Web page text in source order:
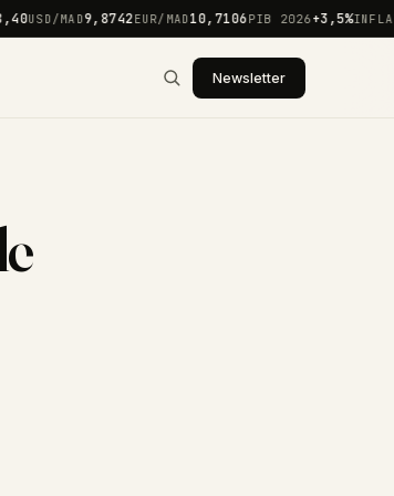
USD/MAD9,8742EUR/MAD10,7106PIB 2026+3,5%
Newsletter